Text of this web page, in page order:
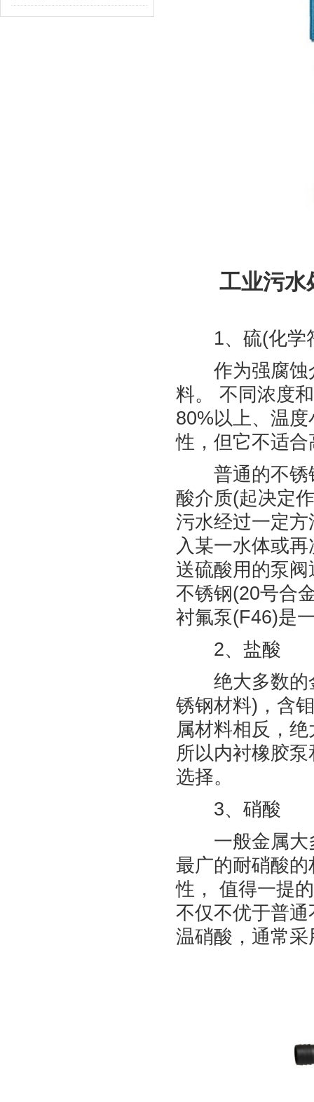
工业污水
1、硫(化学
作为强腐蚀介
料。 不同浓度
80%以上、温
性，但它不适
普通的不锈钢
酸介质(起决定
污水经过一定
入某一水体或
送硫酸用的泵
不锈钢(20号合
衬氟泵(F46)是
2、盐酸
绝大多数的金
锈钢材料)，含
属材料相反，
所以内衬橡胶
选择。
3、硝酸
一般金属大多
最广的耐硝酸
性， 值得一提
不仅不优于普
温硝酸，通常